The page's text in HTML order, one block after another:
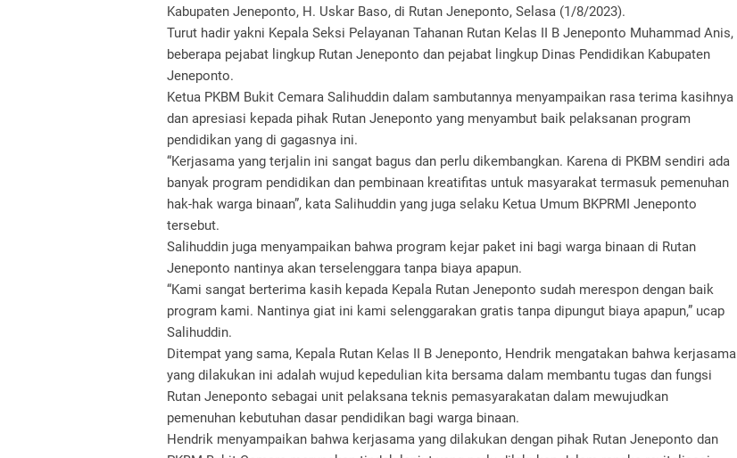
Kabupaten Jeneponto, H. Uskar Baso, di Rutan Jeneponto, Selasa (1/8/2023).
Turut hadir yakni Kepala Seksi Pelayanan Tahanan Rutan Kelas II B Jeneponto Muhammad Anis,
beberapa pejabat lingkup Rutan Jeneponto dan pejabat lingkup Dinas Pendidikan Kabupaten
Jeneponto.
Ketua PKBM Bukit Cemara Salihuddin dalam sambutannya menyampaikan rasa terima kasihnya
dan apresiasi kepada pihak Rutan Jeneponto yang menyambut baik pelaksanan program
pendidikan yang di gagasnya ini.
“Kerjasama yang terjalin ini sangat bagus dan perlu dikembangkan. Karena di PKBM sendiri ada
banyak program pendidikan dan pembinaan kreatifitas untuk masyarakat termasuk pemenuhan
hak-hak warga binaan”, kata Salihuddin yang juga selaku Ketua Umum BKPRMI Jeneponto
tersebut.
Salihuddin juga menyampaikan bahwa program kejar paket ini bagi warga binaan di Rutan
Jeneponto nantinya akan terselenggara tanpa biaya apapun.
“Kami sangat berterima kasih kepada Kepala Rutan Jeneponto sudah merespon dengan baik
program kami. Nantinya giat ini kami selenggarakan gratis tanpa dipungut biaya apapun,” ucap
Salihuddin.
Ditempat yang sama, Kepala Rutan Kelas II B Jeneponto, Hendrik mengatakan bahwa kerjasama
yang dilakukan ini adalah wujud kepedulian kita bersama dalam membantu tugas dan fungsi
Rutan Jeneponto sebagai unit pelaksana teknis pemasyarakatan dalam mewujudkan
pemenuhan kebutuhan dasar pendidikan bagi warga binaan.
Hendrik menyampaikan bahwa kerjasama yang dilakukan dengan pihak Rutan Jeneponto dan